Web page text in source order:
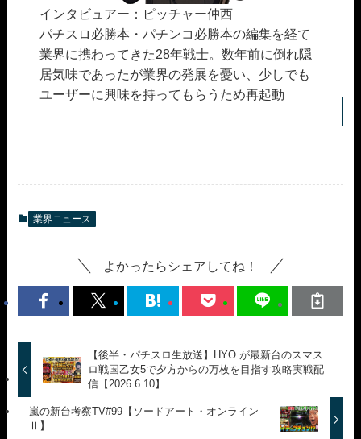
インタビュアー：ピッチャー仲西
パチスロ必勝本・パチンコ必勝本の編集を経て
業界に携わってきた28年戦士。数年前に倒れ隠
居気味であったが業界の発展を憂い、少しでも
ユーザーに興味を持ってもらうため再起動
業界ニュース
よかったらシェアしてね！
【後半・パチスロ生放送】HYO.が最新台のスマス
ロ戦国乙女5で夕方からの万枚を目指す攻略実戦配
信【2026.6.10】
嵐の新台考察TV#99【ソードアート・オンライン
Ⅱ】